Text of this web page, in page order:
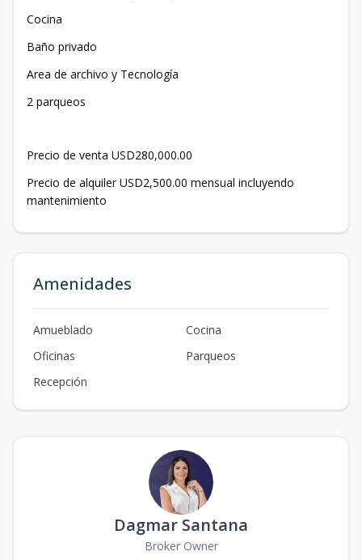
Cocina
Baño privado
Area de archivo y Tecnología
2 parqueos
Precio de venta USD280,000.00
Precio de alquiler USD2,500.00 mensual incluyendo
mantenimiento
Amenidades
Amueblado
Cocina
Oficinas
Parqueos
Recepción
Dagmar Santana
Broker Owner